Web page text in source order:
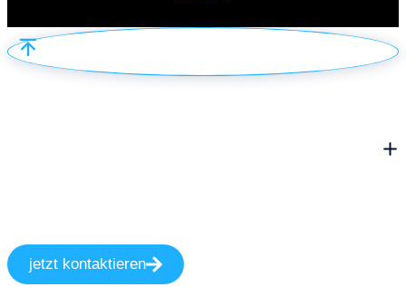
jetzt kontaktieren